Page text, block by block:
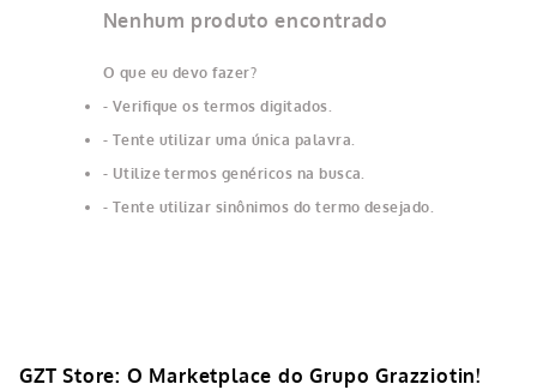
Nenhum produto encontrado
O que eu devo fazer?
Verifique os termos digitados.
Tente utilizar uma única palavra.
Utilize termos genéricos na busca.
Tente utilizar sinônimos do termo desejado.
GZT Store: O Marketplace do Grupo Grazziotin!